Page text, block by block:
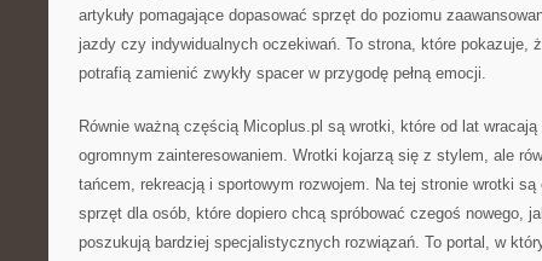
artykuły pomagające dopasować sprzęt do poziomu
jazdy czy indywidualnych oczekiwań. To strona, które pokazuje,
potrafią zamienić zwykły spacer w przygodę pełną emocji.
Równie ważną częścią Micoplus.pl są wrotki, które od lat
ogromnym zainteresowaniem. Wrotki kojarzą się z stylem, ale
tańcem, rekreacją i sportowym rozwojem. Na tej stronie wrotki są
sprzęt dla osób, które dopiero chcą spróbować czegoś nowego,
poszukują bardziej specjalistycznych rozwiązań. To portal, w